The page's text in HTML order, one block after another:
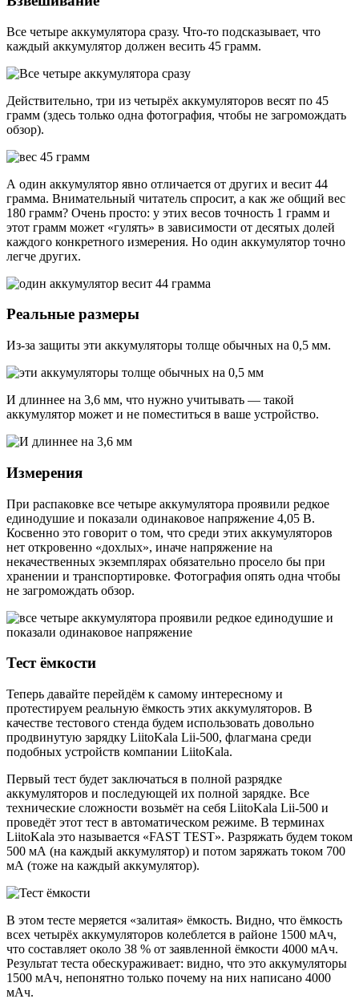
Все четыре аккумулятора сразу. Что-то подсказывает, что
каждый аккумулятор должен весить 45 грамм.
Действительно, три из четырёх аккумуляторов весят по 45
грамм (здесь только одна фотография, чтобы не загромождать
обзор).
А один аккумулятор явно отличается от других и весит 44
грамма. Внимательный читатель спросит, а как же общий вес
180 грамм? Очень просто: у этих весов точность 1 грамм и
этот грамм может «гулять» в зависимости от десятых долей
каждого конкретного измерения. Но один аккумулятор точно
легче других.
Реальные размеры
Из-за защиты эти аккумуляторы толще обычных на 0,5 мм.
И длиннее на 3,6 мм, что нужно учитывать — такой
аккумулятор может и не поместиться в ваше устройство.
Измерения
При распаковке все четыре аккумулятора проявили редкое
единодушие и показали одинаковое напряжение 4,05 В.
Косвенно это говорит о том, что среди этих аккумуляторов
нет откровенно «дохлых», иначе напряжение на
некачественных экземплярах обязательно просело бы при
хранении и транспортировке. Фотография опять одна чтобы
не загромождать обзор.
Тест ёмкости
Теперь давайте перейдём к самому интересному и
протестируем реальную ёмкость этих аккумуляторов. В
качестве тестового стенда будем использовать довольно
продвинутую зарядку LiitoKala Lii-500, флагмана среди
подобных устройств компании LiitoKala.
Первый тест будет заключаться в полной разрядке
аккумуляторов и последующей их полной зарядке. Все
технические сложности возьмёт на себя LiitoKala Lii-500 и
проведёт этот тест в автоматическом режиме. В терминах
LiitoKala это называется «FAST TEST». Разряжать будем током
500 мА (на каждый аккумулятор) и потом заряжать током 700
мА (тоже на каждый аккумулятор).
В этом тесте меряется «залитая» ёмкость. Видно, что ёмкость
всех четырёх аккумуляторов колеблется в районе 1500 мАч,
что составляет около 38 % от заявленной ёмкости 4000 мАч.
Результат теста обескураживает: видно, что это аккумуляторы
1500 мАч, непонятно только почему на них написано 4000
мАч.